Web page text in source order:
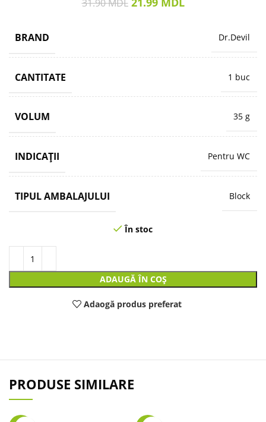
31.90MDL
BRAND Dr.Devil
CANTITATE 1 buc
VOLUM 35 g
INDICAȚII Pentru WC
TIPUL AMBALAJULUI Block
În stoc
ADAUGĂ ÎN COȘ
Adaogă produs preferat
PRODUSE SIMILARE